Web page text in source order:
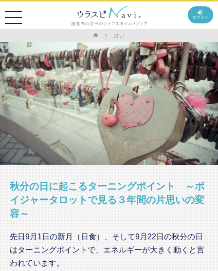
ログイン
占い
秋分の日に起こるターニングポイント ～ボ
イジャータロットで見る３年間の片思いの変
容～
先日9月1日の新月（日食）、そして9月22日の秋分の日
はターニングポイントで、エネルギーが大きく動くと言
われています。